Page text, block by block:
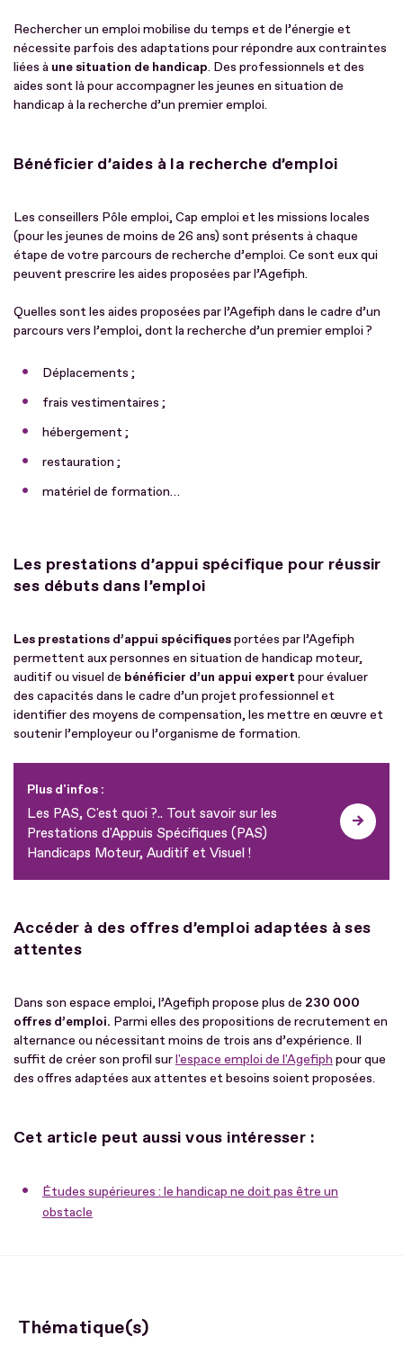
Rechercher un emploi mobilise du temps et de l’énergie et
nécessite parfois des adaptations pour répondre aux contraintes
liées à une situation de handicap. Des professionnels et des
aides sont là pour accompagner les jeunes en situation de
handicap à la recherche d’un premier emploi.
Bénéficier d’aides à la recherche d’emploi
Les conseillers Pôle emploi, Cap emploi et les missions locales
(pour les jeunes de moins de 26 ans) sont présents à chaque
étape de votre parcours de recherche d’emploi. Ce sont eux qui
peuvent prescrire les aides proposées par l’Agefiph.
Quelles sont les aides proposées par l’Agefiph dans le cadre d’un
parcours vers l’emploi, dont la recherche d’un premier emploi ?
Déplacements ;
frais vestimentaires ;
hébergement ;
restauration ;
matériel de formation…
Les prestations d’appui spécifique pour réussir
ses débuts dans l’emploi
Les prestations d’appui spécifiquesportées par l’Agefiph
permettent aux personnes en situation de handicap moteur,
auditif ou visuel de bénéficier d’un appui expert pour évaluer
des capacités dans le cadre d’un projet professionnel et
identifier des moyens de compensation, les mettre en œuvre et
soutenir l’employeur ou l’organisme de formation.
Plus d'infos :
Les PAS, C'est quoi ?.. Tout savoir sur les
Prestations d'Appuis Spécifiques (PAS)
Handicaps Moteur, Auditif et Visuel !
Accéder à des offres d’emploi adaptées à ses
attentes
Dans son espace emploi, l’Agefiph propose plus de 230 000
offres d’emploi. Parmi elles des propositions de recrutement en
alternance ou nécessitant moins de trois ans d’expérience. Il
suffit de créer son profil surl'espace emploi de l'Agefiph pour que
des offres adaptées aux attentes et besoins soient proposées.
Cet article peut aussi vous intéresser :
Études supérieures : le handicap ne doit pas être un
obstacle
Thématique(s)